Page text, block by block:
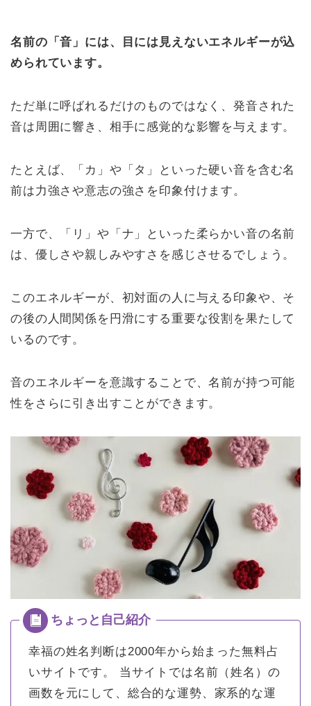
名前の「音」には、目には見えないエネルギーが込
められています。
ただ単に呼ばれるだけのものではなく、発音された
音は周囲に響き、相手に感覚的な影響を与えます。
たとえば、「カ」や「タ」といった硬い音を含む名
前は力強さや意志の強さを印象付けます。
一方で、「リ」や「ナ」といった柔らかい音の名前
は、優しさや親しみやすさを感じさせるでしょう。
このエネルギーが、初対面の人に与える印象や、そ
の後の人間関係を円滑にする重要な役割を果たして
いるのです。
音のエネルギーを意識することで、名前が持つ可能
性をさらに引き出すことができます。
幸福の姓名判断は2000年から始まった無料占
いサイトです。
当サイトでは名前（姓名）の
画数を元にして、総合的な運勢、家系的な運